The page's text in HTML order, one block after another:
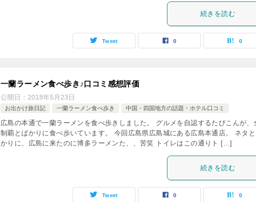
続きを読む
Tweet 0 0
一蘭ラーメン食べ歩き♪口コミ感想評価
公開日： 2018年5月23日
お出かけ旅日記 一蘭ラーメン食べ歩き 中国・四国地方の話題・ホテル口コミ
広島の本通で一蘭ラーメンを食べ歩きしました。 グルメを自認するたびこんが、
制覇とばかりに食べ歩いています。 今回広島県広島城にある広島本通店。 ネタ
かりに、広島に来たのに博多ラーメンた、、苦笑 トイレはこの通りト […]
続きを読む
Tweet 0 0